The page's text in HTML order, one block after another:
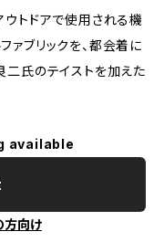
ウトドアで使用される機
ァブリックを、都会着に
二氏のテイストを加えた
available
方向け